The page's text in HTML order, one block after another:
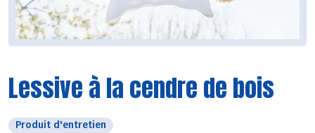
Lessive à la cendre de bois
Produit d'entretien